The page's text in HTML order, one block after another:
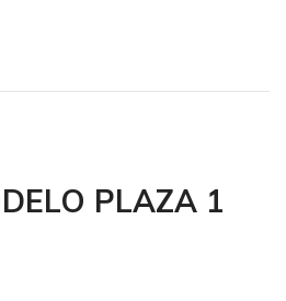
PLAZA 1